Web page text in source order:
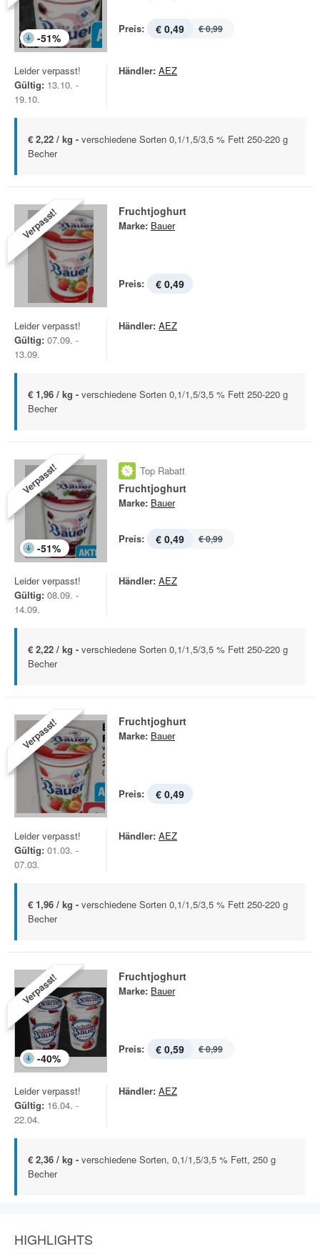
-51%
Preis: € 0,49 € 0,99
Leider verpasst!
Gültig: 13.10. -
19.10.
Händler: AEZ
€ 2,22 / kg - verschiedene Sorten 0,1/1,5/3,5 % Fett 250-220 g
Becher
Verpasst! Fruchtjoghurt
Marke: Bauer
Preis: € 0,49
Leider verpasst!
Gültig: 07.09. -
13.09.
Händler: AEZ
€ 1,96 / kg - verschiedene Sorten 0,1/1,5/3,5 % Fett 250-220 g
Becher
Verpasst!
-51%
Top Rabatt
Fruchtjoghurt
Marke: Bauer
Preis: € 0,49 € 0,99
Leider verpasst!
Gültig: 08.09. -
14.09.
Händler: AEZ
€ 2,22 / kg - verschiedene Sorten 0,1/1,5/3,5 % Fett 250-220 g
Becher
Verpasst! Fruchtjoghurt
Marke: Bauer
Preis: € 0,49
Leider verpasst!
Gültig: 01.03. -
07.03.
Händler: AEZ
€ 1,96 / kg - verschiedene Sorten 0,1/1,5/3,5 % Fett 250-220 g
Becher
Verpasst!
-40%
Fruchtjoghurt
Marke: Bauer
Preis: € 0,59 € 0,99
Leider verpasst!
Gültig: 16.04. -
22.04.
Händler: AEZ
€ 2,36 / kg - verschiedene Sorten, 0,1/1,5/3,5 % Fett, 250 g
Becher
HIGHLIGHTS